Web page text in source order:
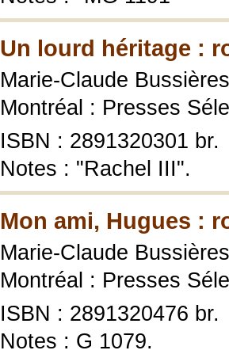
Un lourd héritage :
Marie-Claude
Montréal : Presses
ISBN : 2891320301 br.
Notes : "Rachel III".
Mon ami, Hugues :
Marie-Claude
Montréal : Presses
ISBN : 2891320476 br.
Notes : G 1079.